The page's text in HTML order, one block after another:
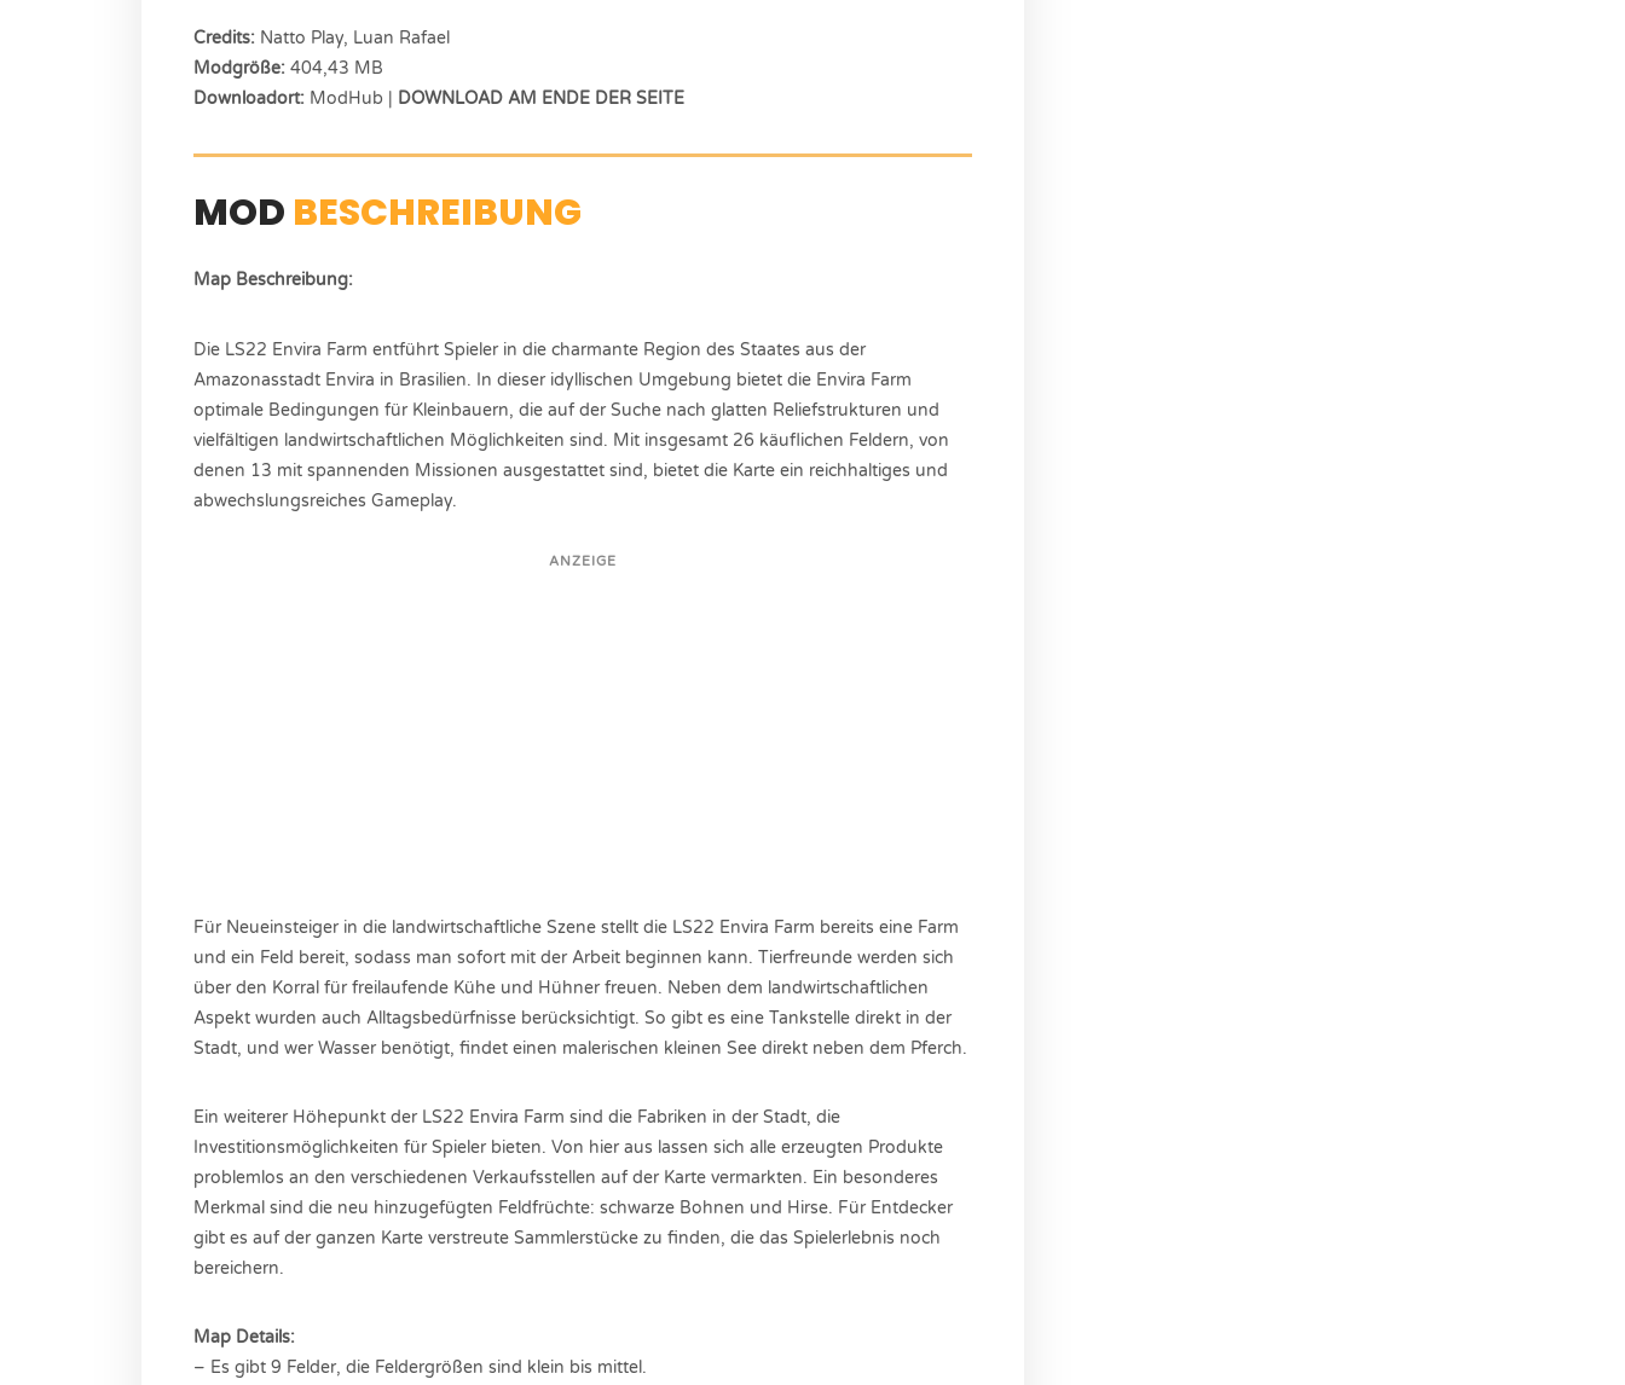
Credits: Natto Play, Luan Rafael
Modgröße: 404,43 MB
Downloadort: ModHub | DOWNLOAD AM ENDE DER SEITE
MOD BESCHREIBUNG
Map Beschreibung:
Die LS22 Envira Farm entführt Spieler in die charmante Region des Staates aus der
Amazonasstadt Envira in Brasilien. In dieser idyllischen Umgebung bietet die Envira Farm
optimale Bedingungen für Kleinbauern, die auf der Suche nach glatten Reliefstrukturen und
vielfältigen landwirtschaftlichen Möglichkeiten sind. Mit insgesamt 26 käuflichen Feldern, von
denen 13 mit spannenden Missionen ausgestattet sind, bietet die Karte ein reichhaltiges und
abwechslungsreiches Gameplay.
ANZEIGE
Für Neueinsteiger in die landwirtschaftliche Szene stellt die LS22 Envira Farm bereits eine Farm
und ein Feld bereit, sodass man sofort mit der Arbeit beginnen kann. Tierfreunde werden sich
über den Korral für freilaufende Kühe und Hühner freuen. Neben dem landwirtschaftlichen
Aspekt wurden auch Alltagsbedürfnisse berücksichtigt. So gibt es eine Tankstelle direkt in der
Stadt, und wer Wasser benötigt, findet einen malerischen kleinen See direkt neben dem Pferch.
Ein weiterer Höhepunkt der LS22 Envira Farm sind die Fabriken in der Stadt, die
Investitionsmöglichkeiten für Spieler bieten. Von hier aus lassen sich alle erzeugten Produkte
problemlos an den verschiedenen Verkaufsstellen auf der Karte vermarkten. Ein besonderes
Merkmal sind die neu hinzugefügten Feldfrüchte: schwarze Bohnen und Hirse. Für Entdecker
gibt es auf der ganzen Karte verstreute Sammlerstücke zu finden, die das Spielerlebnis noch
bereichern.
Map Details:
– Es gibt 9 Felder, die Feldergrößen sind klein bis mittel.